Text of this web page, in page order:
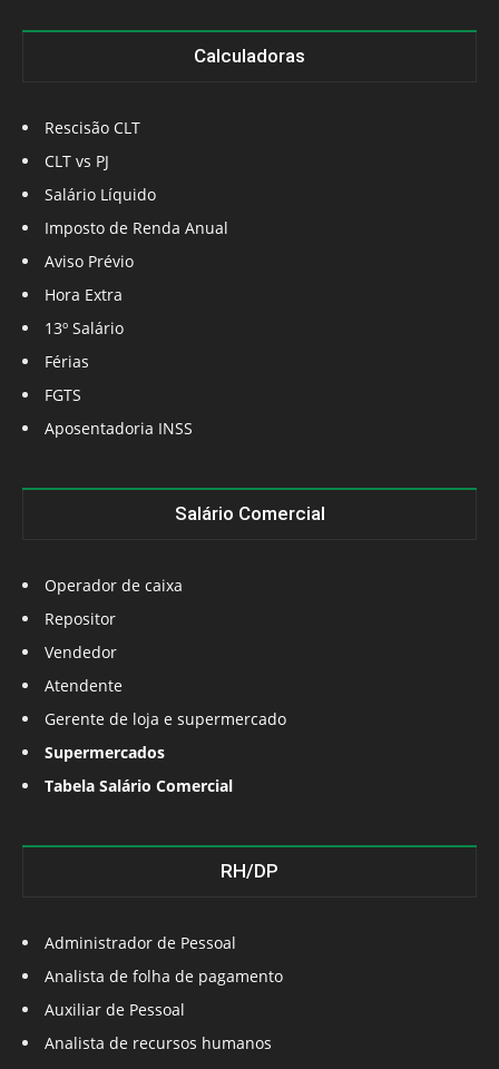
Calculadoras
Rescisão CLT
CLT vs PJ
Salário Líquido
Imposto de Renda Anual
Aviso Prévio
Hora Extra
13º Salário
Férias
FGTS
Aposentadoria INSS
Salário Comercial
Operador de caixa
Repositor
Vendedor
Atendente
Gerente de loja e supermercado
Supermercados
Tabela Salário Comercial
RH/DP
Administrador de Pessoal
Analista de folha de pagamento
Auxiliar de Pessoal
Analista de recursos humanos